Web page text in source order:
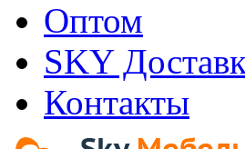
Оптом
SKY
Контакты